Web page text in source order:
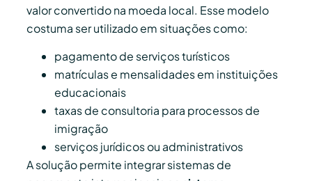
valor convertido na moeda local. Esse modelo
costuma ser utilizado em situações como:
pagamento de serviços turísticos
matrículas e mensalidades em instituições
educacionais
taxas de consultoria para processos de
imigração
serviços jurídicos ou administrativos
A solução permite integrar sistemas de